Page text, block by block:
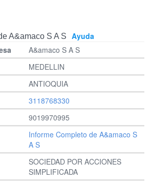
A&amaco S A S
Ayuda
A&amaco S A S
MEDELLIN
ANTIOQUIA
3118768330
9019970995
Informe Completo de A&amaco S
A S
SOCIEDAD POR ACCIONES
SIMPLIFICADA